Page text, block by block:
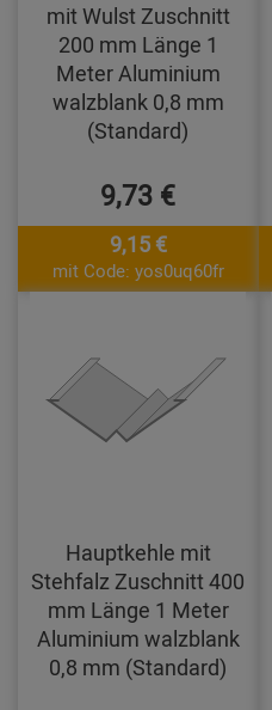
mit Wulst Zuschnitt
200 mm Länge 1
Meter Aluminium
walzblank 0,8 mm
(Standard)
9,73 €
9,15 €
mit Code: yos0uq60fr
Hauptkehle mit
Stehfalz Zuschnitt 400
mm Länge 1 Meter
Aluminium walzblank
0,8 mm (Standard)